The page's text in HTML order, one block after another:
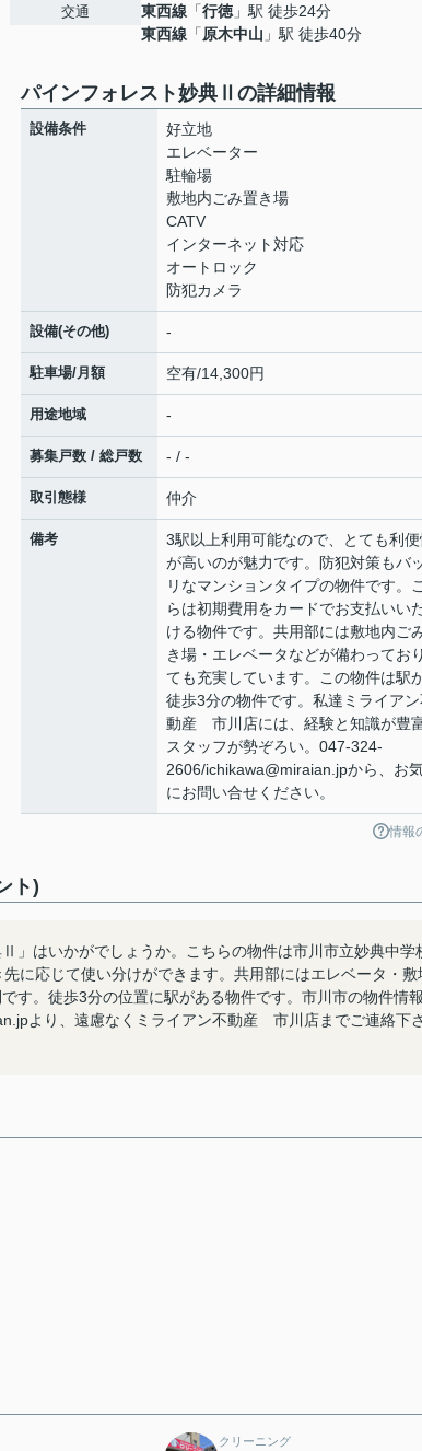
交通
東西線 「行徳 」駅 徒歩24分
東西線 「原木中山 」駅 徒歩40分
パインフォレスト妙典Ⅱの詳細情報
設備条件
好立地
エレベーター
駐輪場
敷地内ごみ置き場
CATV
インターネット対応
オートロック
防犯カメラ
設備(その他) -
駐車場/月額 空有/14,300円
用途地域 -
募集戸数 / 総戸数 - / -
取引態様 仲介
備考
3駅以上利用可能なので、とても利便
が高いのが魅力です。防犯対策もバ
リなマンションタイプの物件です。
らは初期費用をカードでお支払いい
ける物件です。共用部には敷地内ご
き場・エレベータなどが備わってお
ても充実しています。この物件は駅
徒歩3分の物件です。私達ミライアン
動産 市川店には、経験と知識が豊
スタッフが勢ぞろい。047-324-
2606/ichikawa@miraian.jpから、お
にお問い合せください。
情報
ト)
」はいかがでしょうか。こちらの物件は市川市立妙典中学
に応じて使い分けができます。共用部にはエレベータ・敷
す。徒歩3分の位置に駅がある物件です。市川市の物件情報
より、遠慮なくミライアン不動産 市川店までご連絡下さ
クリーニング